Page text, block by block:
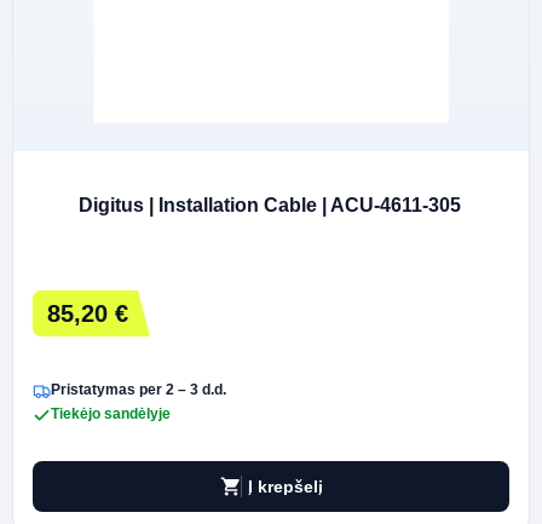
Digitus | Installation Cable | ACU-4611-305
85,20 €
Pristatymas per 2 – 3 d.d.
Tiekėjo sandėlyje
shopping_cart Į krepšelį